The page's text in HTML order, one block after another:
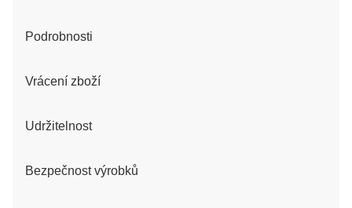
Podrobnosti
Vrácení zboží
Udržitelnost
Bezpečnost výrobků